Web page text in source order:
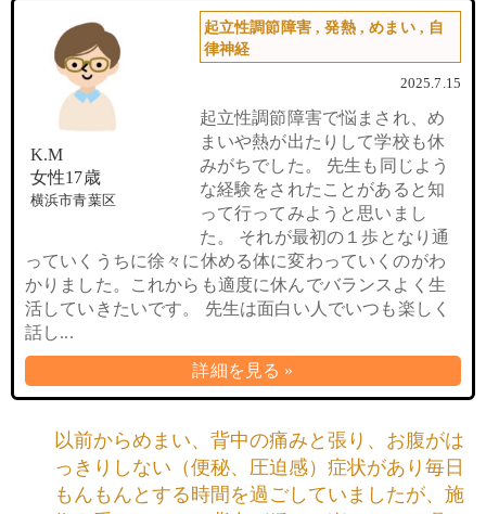
K.M
女性17歳
横浜市青葉区
起立性調節障害,発熱,めまい, 自
律神経
2025.7.15
起立性調節障害で悩まされ、め
まいや熱が出たりして学校も休
みがちでした。 先生も同じよう
な経験をされたことがあると知
って行ってみようと思いまし
た。 それが最初の１歩となり通
っていくうちに徐々に休める体に変わっていくのがわ
かりました。これからも適度に休んでバランスよく生
活していきたいです。 先生は面白い人でいつも楽しく
話し...
詳細を見る »
以前からめまい、背中の痛みと張り、お腹がは
っきりしない（便秘、圧迫感）症状があり毎日
もんもんとする時間を過ごしていましたが、施